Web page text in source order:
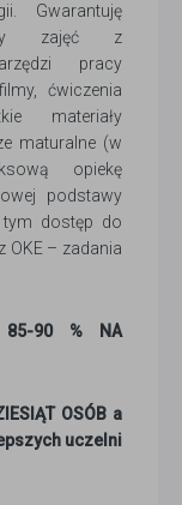
Gwarantuję
zajęć z
pracy
ćwiczenia
materiały
maturalne (w
opiekę
podstawy
tym dostęp do
OKE – zadania
85-90 % NA
OSÓB a
uczelni